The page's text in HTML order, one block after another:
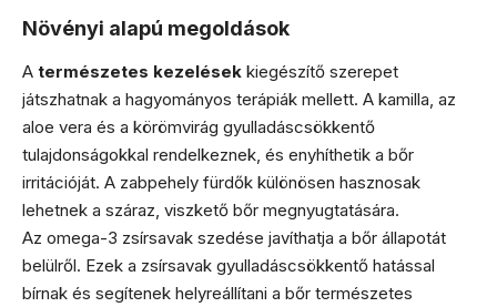
Növényi alapú megoldások
A természetes kezelések kiegészítő szerepet
játszhatnak a hagyományos terápiák mellett. A kamilla, az
aloe vera és a körömvirág gyulladáscsökkentő
tulajdonságokkal rendelkeznek, és enyhíthetik a bőr
irritációját. A zabpehely fürdők különösen hasznosak
lehetnek a száraz, viszkető bőr megnyugtatására.
Az omega-3 zsírsavak szedése javíthatja a bőr állapotát
belülről. Ezek a zsírsavak gyulladáscsökkentő hatással
bírnak és segítenek helyreállítani a bőr természetes